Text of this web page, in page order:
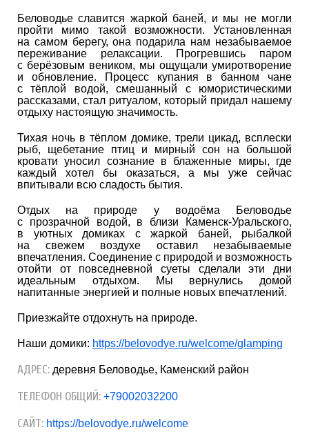
Беловодье славится жаркой баней, и мы не могли
пройти мимо такой возможности. Установленная
на самом берегу, она подарила нам незабываемое
переживание релаксации. Прогревшись паром
с берёзовым веником, мы ощущали умиротворение
и обновление. Процесс купания в банном чане
с тёплой водой, смешанный с юмористическими
рассказами, стал ритуалом, который придал нашему
отдыху настоящую значимость.
Тихая ночь в тёплом домике, трели цикад, всплески
рыб, щебетание птиц и мирный сон на большой
кровати уносил сознание в блаженные миры, где
каждый хотел бы оказаться, а мы уже сейчас
впитывали всю сладость бытия.
Отдых на природе у водоёма Беловодье
с прозрачной водой, в близи Каменск-Уральского,
в уютных домиках с жаркой баней, рыбалкой
на свежем воздухе оставил незабываемые
впечатления. Соединение с природой и возможность
отойти от повседневной суеты сделали эти дни
идеальным отдыхом. Мы вернулись домой
напитанные энергией и полные новых впечатлений.
Приезжайте отдохнуть на природе.
Наши домики: https://belovodye.ru/welcome/glamping
АДРЕС: деревня Беловодье, Каменский район
ТЕЛЕФОН ОБЩИЙ: +79002032200
САЙТ: https://belovodye.ru/welcome